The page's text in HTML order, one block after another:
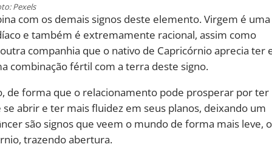
Pexels
com os demais signos deste elemento. Virgem é uma
e também é extremamente racional, assim como
companhia que o nativo de Capricórnio aprecia ter
combinação fértil com a terra deste signo.
de forma que o relacionamento pode prosperar por ter
abrir e ter mais fluidez em seus planos, deixando um
são signos que veem o mundo de forma mais leve, o
trazendo abertura.